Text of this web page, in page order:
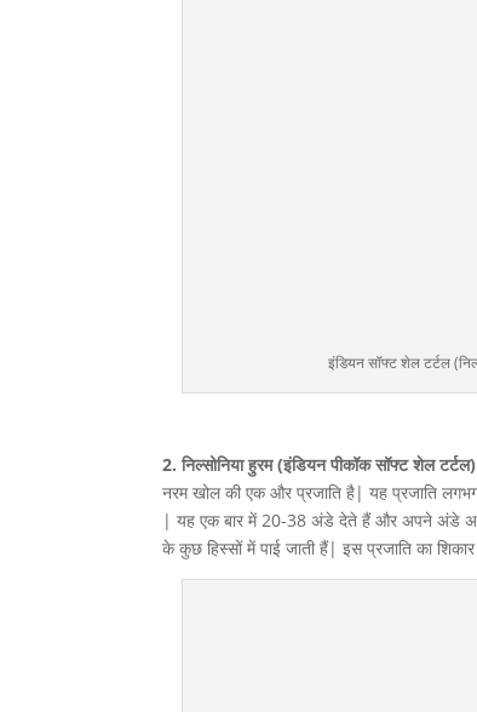
इंडियन सॉफ्ट शेल टर्टल
2. निल्सोनिया हुरम (इंडियन पीकॉक सॉफ्ट शेल टर्टल)
नरम खोल की एक और प्रजाति है| यह प्रजाति
| यह एक बार में 20-38 अंडे देते हैं और अपने अंडे
के कुछ हिस्सों में पाई जाती हैं| इस प्रजाति का